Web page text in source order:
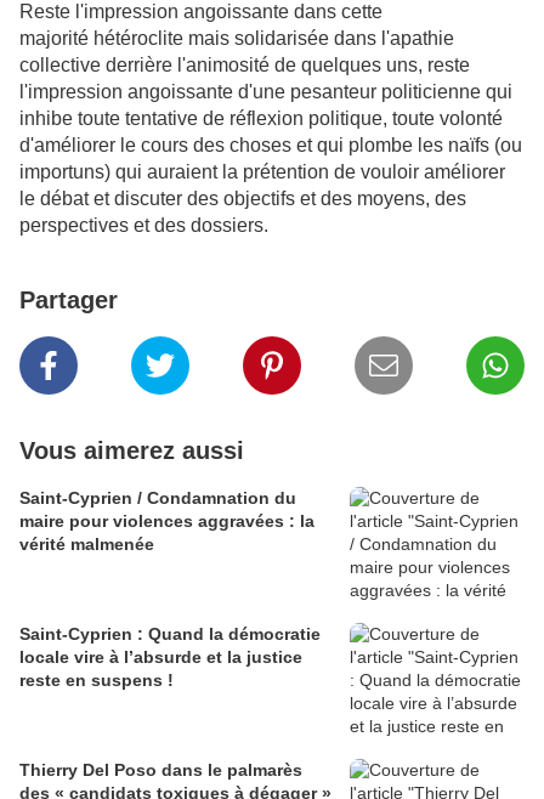
Reste l'impression angoissante dans cette
majorité hétéroclite mais solidarisée dans l'apathie
collective derrière l'animosité de quelques uns, reste
l'impression angoissante d'une pesanteur politicienne qui
inhibe toute tentative de réflexion politique, toute volonté
d'améliorer le cours des choses et qui plombe les naïfs (ou
importuns) qui auraient la prétention de vouloir améliorer
le débat et discuter des objectifs et des moyens, des
perspectives et des dossiers.
Partager
Vous aimerez aussi
Saint-Cyprien / Condamnation du
maire pour violences aggravées : la
vérité malmenée
Saint-Cyprien : Quand la démocratie
locale vire à l’absurde et la justice
reste en suspens !
Thierry Del Poso dans le palmarès
des « candidats toxiques à dégager »